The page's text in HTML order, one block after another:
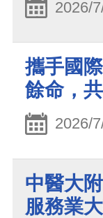
2026/
攜手國
餘命，
2026/
中醫大
服務業